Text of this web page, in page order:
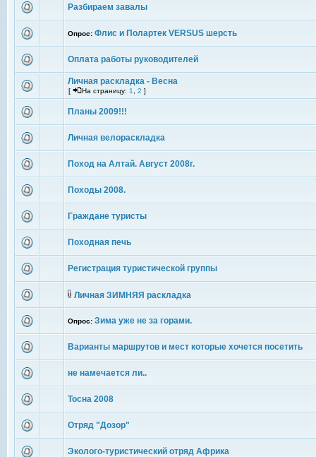
Разбираем завалы
Опрос: Флис и Полартек VERSUS шерсть
Оплата работы руководителей
Личная раскладка - Весна
[ На страницу: 1 2 ]
Планы 2009!!!
Личная велораскладка
Поход на Алтай. Август 2008г.
Походы 2008.
Граждане туристы
Походная печь
Регистрация туристической группы
Личная ЗИМНЯЯ раскладка
Опрос: Зима уже не за горами.
Варианты маршрутов и мест которые хочется посетить
не намечается ли..
Тосна 2008
Отряд "Дозор"
Эколого-туристический отряд Африка